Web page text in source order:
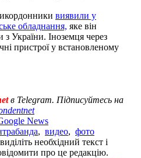
виявили у
обладнання, яке він
України. Іноземця через
пристрої у встановленому
в Telegram. Підписуйтесь на
News
, видео, фото
необхідний текст і
про це редакцію.